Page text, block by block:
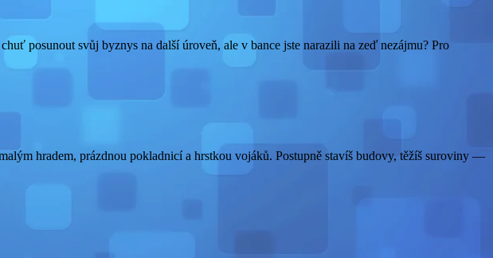
posunout svůj byznys na další úroveň, ale v bance jste narazili na zeď nezájmu? Pro
hradem, prázdnou pokladnicí a hrstkou vojáků. Postupně stavíš budovy, těžíš suroviny —